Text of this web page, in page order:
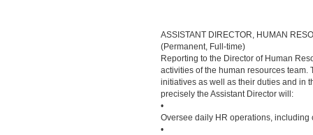
ASSISTANT DIRECTOR, HUMAN
(Permanent, Full-time)
Reporting to the Director of Human
activities of the human resources
initiatives as well as their duties and in
precisely the Assistant Director will:
•
Oversee daily HR operations,
•